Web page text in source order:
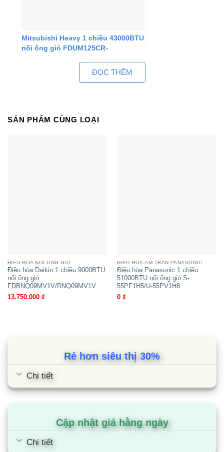
Mitsubishi Heavy 1 chiều 43000BTU
nối ống gió FDUM125CR-
Điều hòa Daikin 1 chiều 43000BTU
Inverter nối ống gió
ĐỌC THÊM
SẢN PHẨM CÙNG LOẠI
ĐIỀU HÒA NỐI ỐNG GIÓ
Điều hòa Daikin 1 chiều 9000BTU
nối ống gió
FDBNQ09MV1V/RNQ09MV1V
13.750.000 ₫
ĐIỀU HÒA ÂM TRẦN PANASONIC
Điều hòa Panasonic 1 chiều
51000BTU nối ống gió S-
55PF1H5/U-55PV1H8
0 ₫
Rẻ hơn siêu thị 30%
Chi tiết
Cập nhật giá hằng ngày
Chi tiết